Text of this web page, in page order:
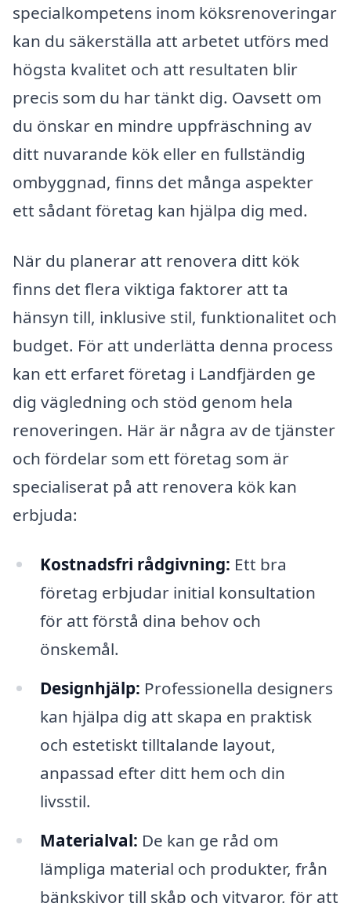
specialkompetens inom köksrenoveringar
kan du säkerställa att arbetet utförs med
högsta kvalitet och att resultaten blir
precis som du har tänkt dig. Oavsett om
du önskar en mindre uppfräschning av
ditt nuvarande kök eller en fullständig
ombyggnad, finns det många aspekter
ett sådant företag kan hjälpa dig med.
När du planerar att renovera ditt kök
finns det flera viktiga faktorer att ta
hänsyn till, inklusive stil, funktionalitet och
budget. För att underlätta denna process
kan ett erfaret företag i Landfjärden ge
dig vägledning och stöd genom hela
renoveringen. Här är några av de tjänster
och fördelar som ett företag som är
specialiserat på att renovera kök kan
erbjuda:
Kostnadsfri rådgivning: Ett bra
företag erbjudar initial konsultation
för att förstå dina behov och
önskemål.
Designhjälp: Professionella designers
kan hjälpa dig att skapa en praktisk
och estetiskt tilltalande layout,
anpassad efter ditt hem och din
livsstil.
Materialval: De kan ge råd om
lämpliga material och produkter, från
bänkskivor till skåp och vitvaror, för att